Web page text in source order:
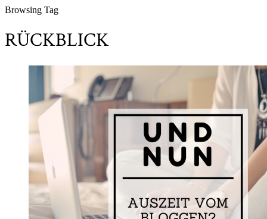
Browsing Tag
RÜCKBLICK